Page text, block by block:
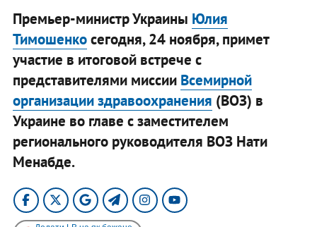
Премьер-министр Украины Юлия
Тимошенкосегодня, 24 ноября, примет
участие в итоговой встрече с
представителями миссии Всемирной
организации здравоохранения (ВОЗ) в
Украине во главе с заместителем
регионального руководителя ВОЗ Нати
Менабде.